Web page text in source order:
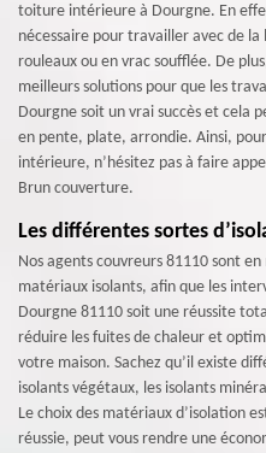
toiture intérieure à Dourgne. En
nécessaire pour travailler avec de
rouleaux ou en vrac soufflée. De
meilleurs solutions pour que les
Dourgne soit un vrai succès et cela
en pente, plate, arrondie. Ainsi,
intérieure, n’hésitez pas à faire
Brun couverture.
Les différentes sortes
Nos agents couvreurs 81110 sont
matériaux isolants, afin que les
Dourgne 81110 soit une réussite
réduire les fuites de chaleur et
votre maison. Sachez qu’il existe
isolants végétaux, les isolants
Le choix des matériaux d’isolation
réussie, peut vous rendre une